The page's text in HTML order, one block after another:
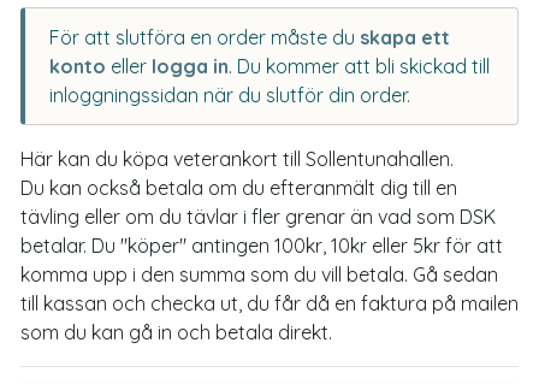
För att slutföra en order måste du skapa ett
konto eller logga in. Du kommer att bli skickad till
inloggningssidan när du slutför din order.
Här kan du köpa veterankort till Sollentunahallen.
Du kan också betala om du efteranmält dig till en
tävling eller om du tävlar i fler grenar än vad som DSK
betalar. Du "köper" antingen 100kr, 10kr eller 5kr för att
komma upp i den summa som du vill betala. Gå sedan
till kassan och checka ut, du får då en faktura på mailen
som du kan gå in och betala direkt.